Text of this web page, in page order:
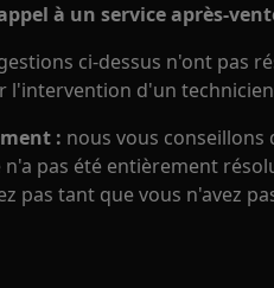
à un service après-
ci-dessus n'ont pas
l'intervention d'un technicien
: nous vous conseillons
pas été entièrement
pas tant que vous n'avez